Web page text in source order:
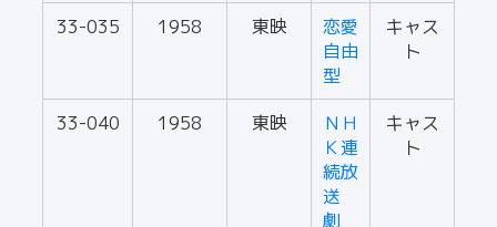
33-035 1958 東映
恋愛
自由
型
キャス
ト
33-040 1958 東映
ＮＨ
Ｋ連
続放
送
劇
キャス
ト